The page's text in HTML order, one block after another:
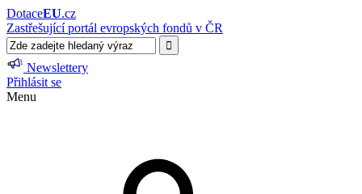
DotaceEU.cz
Zastřešující portál evropských fondů v ČR
Newslettery
Přihlásit se
Menu